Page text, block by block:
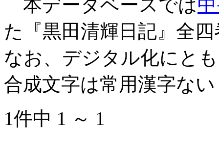
本データベースでは
た『黒田清輝日記』全
なお、デジタル化にと
合成文字は常用漢字な
1件中 1 ～ 1